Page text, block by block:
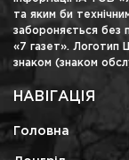
та яким би
забороняється без
«7 газет».
знаком (знаком
НАВІГАЦІЯ
Головна